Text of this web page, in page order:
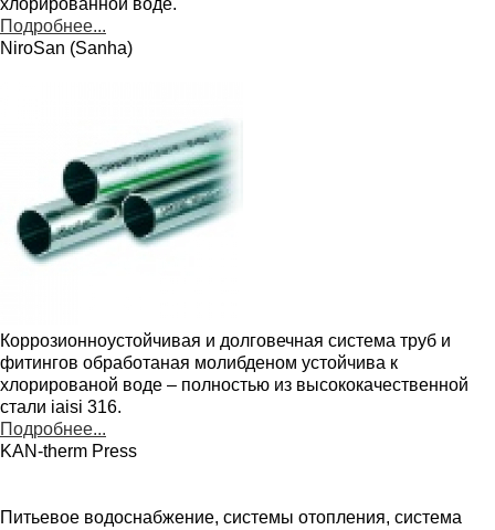
хлорированной воде.
Подробнее...
NiroSan (Sanha)
Коррозионноустойчивая и долговечная система труб и
фитингов обработаная молибденом устойчива к
хлорированой воде – полностью из высококачественной
стали iaisi 316.
Подробнее...
KAN-therm Press
Питьевое водоснабжение, системы отопления, система